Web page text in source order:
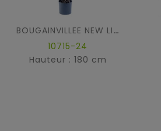
BOUGAINVILLEE NEW LIANES
10715-24
Hauteur : 180 cm